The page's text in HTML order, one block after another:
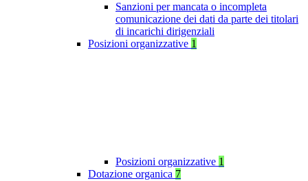
Sanzioni per mancata o incompleta
comunicazione dei dati da parte dei titolari
di incarichi dirigenziali
Posizioni organizzative 1
Posizioni organizzative 1
Dotazione organica 7